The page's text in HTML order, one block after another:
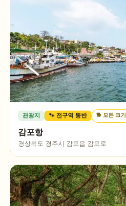
관광지 🐾 전구역 동반 🐕모든 크기
감포항
경상북도 경주시 감포읍 감포로